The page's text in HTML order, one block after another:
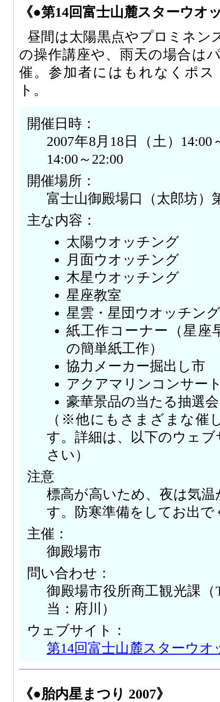
《●第14回富士山麓スターウオ
昼間は太陽黒点やプロミネン
の操作講座や、雨天の場合は
催。参加者にはもれなくポ
ト。
開催日時：
2007年8月18日（土）14:00
14:00～22:00
開催場所：
富士山御殿場口（太郎坊）
主な内容：
太陽ウオッチング
月面ウオッチング
木星ウオッチング
星座教室
星雲・星団ウオッチング
紙工作コーナー（星座
の簡単紙工作）
協力メーカー掘出し市
アクアマリンコンサー
豪華景品の当たる抽選会
（※他にもさまざまな催
す。詳細は、以下のウェ
さい）
注意
標高が高いため、夜は気
す。防寒準備をしてお出で
主催：
御殿場市
問い合わせ：
御殿場市役所商工観光課（
当：府川）
ウェブサイト：
第14回富士山麓スターウオ
《●胎内星まつり 2007》